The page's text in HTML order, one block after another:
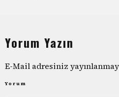
Yorum Yazın
E-Mail adresiniz
Yorum